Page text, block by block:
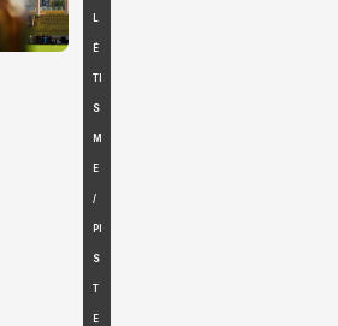
L
É
TI
S
M
E
/
PI
S
T
E